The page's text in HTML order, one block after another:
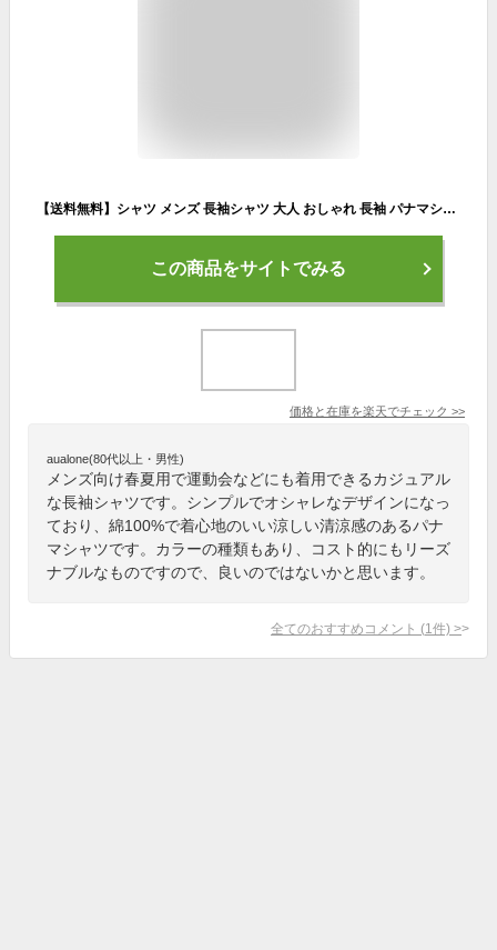
【送料無料】シャツ メンズ 長袖シャツ 大人 おしゃれ 長袖 パナマシャツ カジュアル カプリシャツ 無地 シンプル ストライプ 綿100% コットン パナマ織り 涼しい 清涼感 白 白シャツ 黒 ユニセックス 服 父の日 CavariA 春 夏 春服 夏服 ファッション【郵】【あす楽対応】↑
この商品をサイトでみる
価格と在庫を楽天でチェック >>
aualone(80代以上・男性)
メンズ向け春夏用で運動会などにも着用できるカジュアル
な長袖シャツです。シンプルでオシャレなデザインになっ
ており、綿100%で着心地のいい涼しい清涼感のあるパナ
マシャツです。カラーの種類もあり、コスト的にもリーズ
ナブルなものですので、良いのではないかと思います。
全てのおすすめコメント (1 件) >